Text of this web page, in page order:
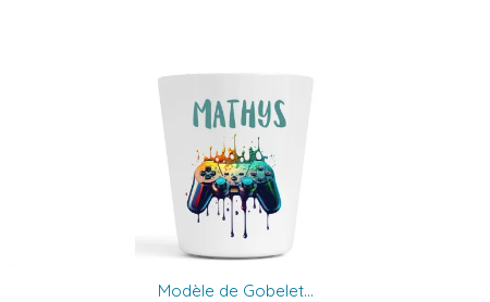
Modèle de Gobelet...